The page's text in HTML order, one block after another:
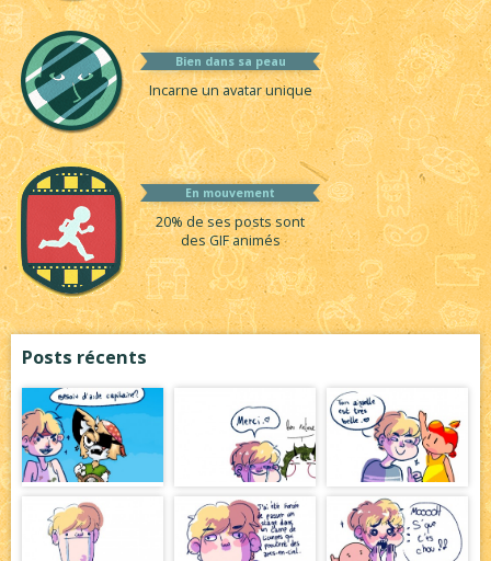
Bien dans sa peau
Incarne un avatar unique
En mouvement
20% de ses posts sont
des GIF animés
Posts récents